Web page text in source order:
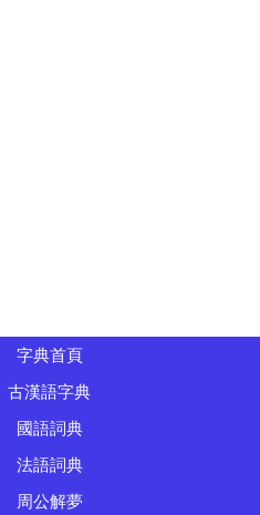
字典首頁
古漢語字典
國語詞典
法語詞典
周公解夢